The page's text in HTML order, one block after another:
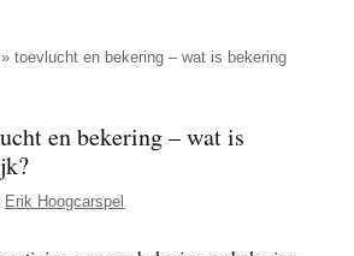
»toevlucht en bekering – wat is bekering
en bekering – wat is
Erik Hoogcarspel